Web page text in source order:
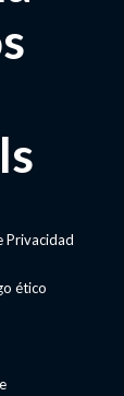
Privacidad
ético